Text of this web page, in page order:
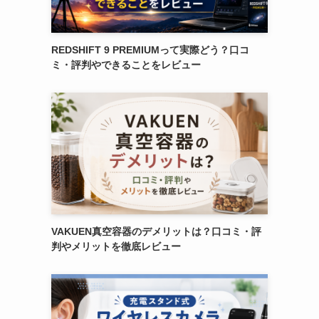
REDSHIFT 9 PREMIUMって実際どう？口コ
ミ・評判やできることをレビュー
VAKUEN真空容器のデメリットは？口コミ・評
判やメリットを徹底レビュー